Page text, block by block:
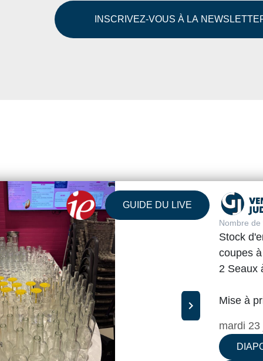
INSCRIVEZ-VOUS À LA
chevron_right
GUIDE DU LIVE
Nombre
Stock
coupes
2 Seaux
Mise à
mardi